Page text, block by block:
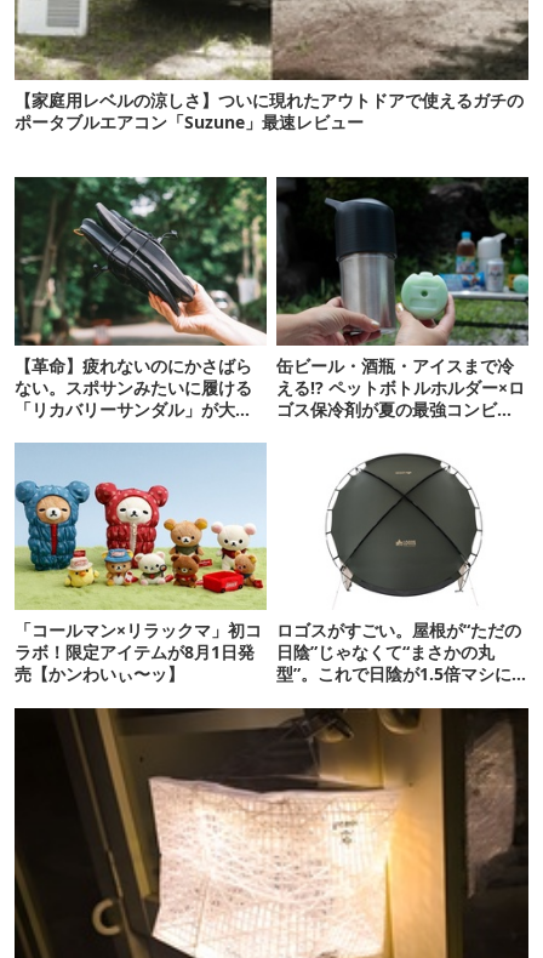
【家庭用レベルの涼しさ】ついに現れたアウトドアで使えるガチの
ポータブルエアコン「Suzune」最速レビュー
【革命】疲れないのにかさばら
ない。スポサンみたいに履ける
「リカバリーサンダル」が大本
缶ビール・酒瓶・アイスまで冷
える!? ペットボトルホルダー×ロ
ゴス保冷剤が夏の最強コンビだ
「コールマン×リラックマ」初コ
ラボ！限定アイテムが8月1日発
売【かンわいぃ〜ッ】
ロゴスがすごい。屋根が“ただの
日陰”じゃなくて“まさかの丸
型”。これで日陰が1.5倍マシに